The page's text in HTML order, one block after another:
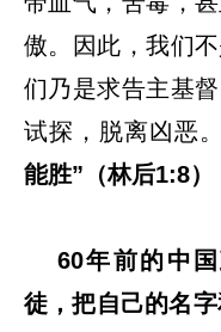
傲。因此，我们
们乃是求告主基
试探，脱离凶恶。
能胜”（林后1:8
60年前的中
徒，把自己的名